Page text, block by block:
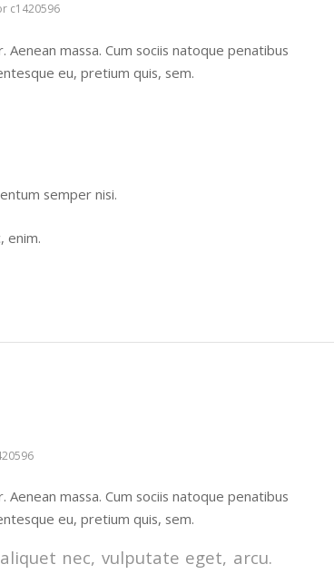
c1420596
massa. Cum sociis natoque penatibus
eu, pretium quis, sem.
semper nisi.
enim.
massa. Cum sociis natoque penatibus
eu, pretium quis, sem.
nec, vulputate eget, arcu.